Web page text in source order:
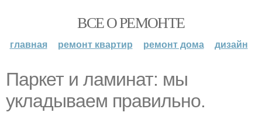
ВСЕ О РЕМОНТЕ
главная ремонт квартир ремонт дома дизайн
Паркет и ламинат: мы
укладываем правильно.